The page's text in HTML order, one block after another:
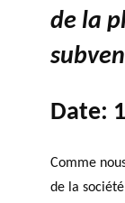
de la
Date:
Comme
de la